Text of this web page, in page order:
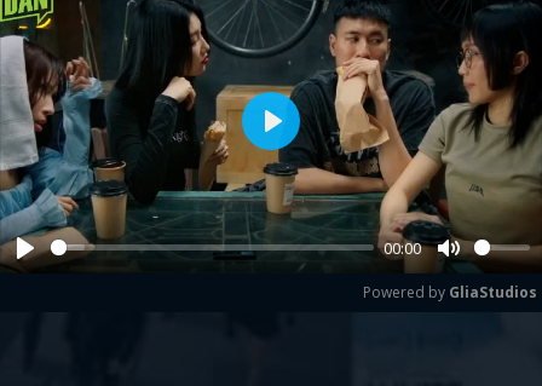
Play
00:00
Mute
Play
Powered by GliaStudios